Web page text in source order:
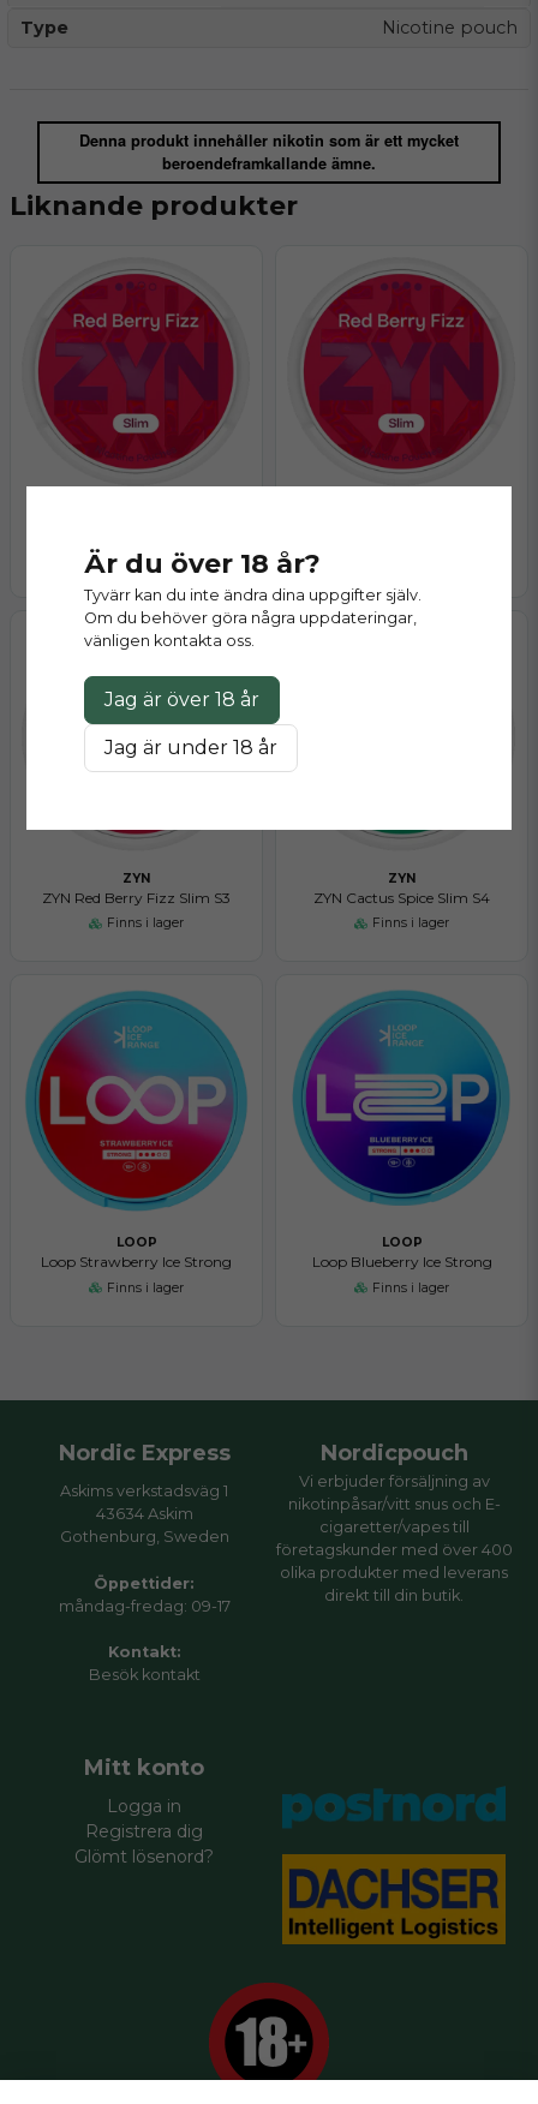
Type
Nicotine pouch
Denna produkt innehåller nikotin som är ett mycket
beroendeframkallande ämne.
Liknande produkter
Finns i lager
ZYN
ZYN Red Berry Fizz Slim S3
Finns i lager
ZYN
ZYN Cactus Spice Slim S4
Finns i lager
LOOP
Loop Strawberry Ice Strong
Finns i lager
LOOP
Loop Blueberry Ice Strong
Finns i lager
Är du över 18 år?
Tyvärr kan du inte ändra dina uppgifter själv.
Om du behöver göra några uppdateringar,
vänligen kontakta oss.
Jag är över 18 år
Jag är under 18 år
Nordic Express
Askims verkstadsväg 1
43634 Askim
Gothenburg, Sweden
Öppettider:
måndag-fredag: 09-17
Kontakt:
Besök kontakt
Nordicpouch
Vi erbjuder försäljning av
nikotinpåsar/vitt snus och E-
cigaretter/vapes till
företagskunder med över 400
olika produkter med leverans
direkt till din butik.
Mitt konto
Logga in
Registrera dig
Glömt lösenord?